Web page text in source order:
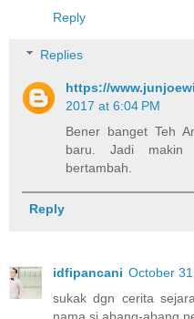
Reply
Replies
https://
2017 at 6:04 PM
Bener banget Teh
baru. Jadi makin
bertambah.
Reply
idfipancani October
sukak dgn cerita